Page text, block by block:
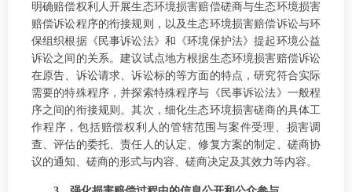
明确赔偿权利人开展生态环境损害赔偿磋商与生态环境损害
赔偿诉讼程序的衔接规则，以及生态环境损害赔偿诉讼与环
保组织根据《民事诉讼法》和《环境保护法》提起环境公益
诉讼之间的关系。建议试点地方根据生态环境损害赔偿诉讼
在原告、诉讼请求、诉讼标的等方面的特点，研究符合实际
需要的特殊程序，并探索特殊程序与《民事诉讼法》一般程
序之间的衔接规则。其次，细化生态环境损害磋商的具体工
作程序，包括赔偿权利人的管辖范围与案件受理、损害调
查、评估的委托、责任人的认定、修复方案的制定、磋商协
议的通知、磋商的形式与内容、磋商决定及其效力等内容。